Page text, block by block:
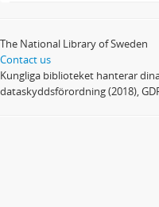
The National Library of Sweden
Contact us
Kungliga biblioteket hanterar
dataskyddsförordning (2018),